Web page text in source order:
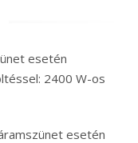
esetén
2400 W-os
esetén